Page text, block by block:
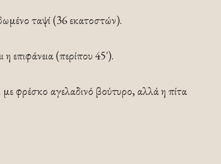
ταψί (36 εκατοστών).
επιφάνεια (περίπου 45′).
φρέσκο αγελαδινό βούτυρο, αλλά η πίτα